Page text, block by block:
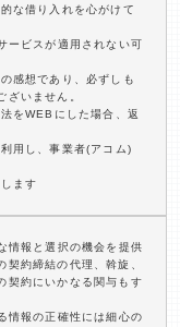
な借り入れを心がけて
ービスが適用されない可
感想であり、必ずしも
ざいません。
をWEBにした場合、返
用し、事業者(アコム)
ます
情報と選択の機会を提供
約締結の代理、斡旋、
契約にいかなる関与もす
情報の正確性には細心の